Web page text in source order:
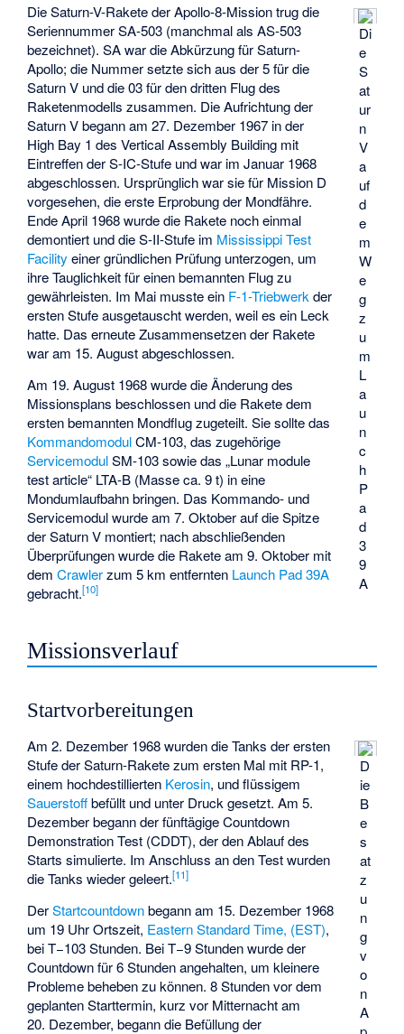
Di
e
S
at
ur
n
V
a
uf
d
e
m
W
e
g
z
u
m
L
a
u
n
c
h
P
a
d
3
9
A
Die Saturn-V-Rakete der Apollo-8-Mission trug die
Seriennummer SA-503 (manchmal als AS-503
bezeichnet). SA war die Abkürzung für Saturn-
Apollo; die Nummer setzte sich aus der 5 für die
Saturn V und die 03 für den dritten Flug des
Raketenmodells zusammen. Die Aufrichtung der
Saturn V begann am 27. Dezember 1967 in der
High Bay 1 desVertical Assembly Building mit
Eintreffen der S-IC-Stufe und war im Januar 1968
abgeschlossen. Ursprünglich war sie für Mission D
vorgesehen, die erste Erprobung der Mondfähre.
Ende April 1968 wurde die Rakete noch einmal
demontiert und die S-II-Stufe im Mississippi Test
Facility einer gründlichen Prüfung unterzogen, um
ihre Tauglichkeit für einen bemannten Flug zu
gewährleisten. Im Mai musste ein F-1-Triebwerk der
ersten Stufe ausgetauscht werden, weil es ein Leck
hatte. Das erneute Zusammensetzen der Rakete
war am 15. August abgeschlossen.
Am 19. August 1968 wurde die Änderung des
Missionsplans beschlossen und die Rakete dem
ersten bemannten Mondflug zugeteilt. Sie sollte das
KommandomodulCM-103, das zugehörige
ServicemodulSM-103 sowie das „Lunar module
test article“ LTA-B (Masse ca. 9 t) in eine
Mondumlaufbahn bringen. Das Kommando- und
Servicemodul wurde am 7. Oktober auf die Spitze
der Saturn V montiert; nach abschließenden
Überprüfungen wurde die Rakete am 9. Oktober mit
demCrawlerzum 5 km entfernten Launch Pad 39A
gebracht.[10]
Missionsverlauf
Startvorbereitungen
D
ie
B
e
s
at
z
u
n
g
v
o
n
A
Am 2. Dezember 1968 wurden die Tanks der ersten
Stufe der Saturn-Rakete zum ersten Mal mit RP-1,
einem hochdestillierten Kerosin, und flüssigem
Sauerstoffbefüllt und unter Druck gesetzt. Am 5.
Dezember begann der fünftägige Countdown
Demonstration Test (CDDT), der den Ablauf des
Starts simulierte. Im Anschluss an den Test wurden
die Tanks wieder geleert.[11]
DerStartcountdownbegann am 15. Dezember 1968
um 19 Uhr Ortszeit, Eastern Standard Time, (EST),
bei T−103 Stunden. Bei T−9 Stunden wurde der
Countdown für 6 Stunden angehalten, um kleinere
Probleme beheben zu können. 8 Stunden vor dem
geplanten Starttermin, kurz vor Mitternacht am
20. Dezember, begann die Befüllung der